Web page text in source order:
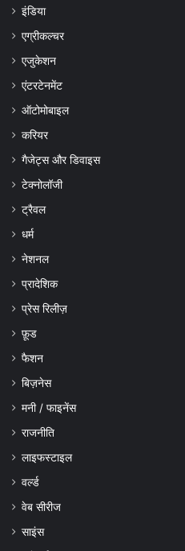
इंडिया
एग्रीकल्चर
एजुकेशन
एंटरटेनमेंट
ऑटोमोबाइल
करियर
गैजेट्स और डिवाइस
टेक्नोलॉजी
ट्रैवल
धर्म
नेशनल
प्रादेशिक
प्रेस रिलीज़
फ़ूड
फैशन
बिज़नेस
मनी / फाइनेंस
राजनीति
लाइफस्टाइल
वर्ल्ड
वेब सीरीज
साइंस